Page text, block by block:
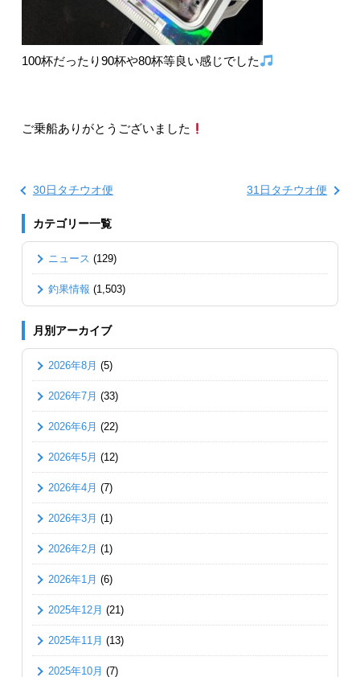
100杯だったり90杯や80杯等良い感じでした
ご乗船ありがとうございました
30日タチウオ便 31日タチウオ便
カテゴリー一覧
ニュース (129)
釣果情報 (1,503)
月別アーカイブ
2026年8月 (5)
2026年7月 (33)
2026年6月 (22)
2026年5月 (12)
2026年4月 (7)
2026年3月 (1)
2026年2月 (1)
2026年1月 (6)
2025年12月 (21)
2025年11月 (13)
2025年10月 (7)